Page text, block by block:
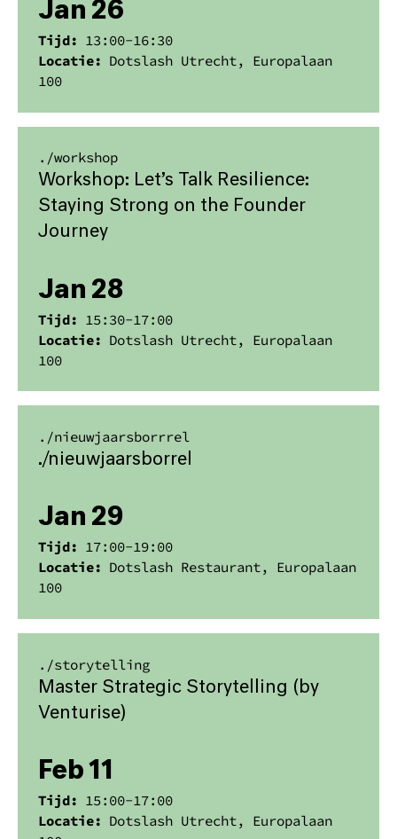
Jan 26
Tijd: 13:00-16:30
Locatie: Dotslash Utrecht, Europalaan
100
./workshop
Workshop: Let’s Talk Resilience:
Staying Strong on the Founder
Journey
Jan 28
Tijd: 15:30-17:00
Locatie: Dotslash Utrecht, Europalaan
100
./nieuwjaarsborrrel
​./nieuwjaarsborrel
Jan 29
Tijd: 17:00-19:00
Locatie: Dotslash Restaurant, Europalaan
100
./storytelling
Master Strategic Storytelling (by
Venturise)
Feb 11
Tijd: 15:00-17:00
Locatie: Dotslash Utrecht, Europalaan